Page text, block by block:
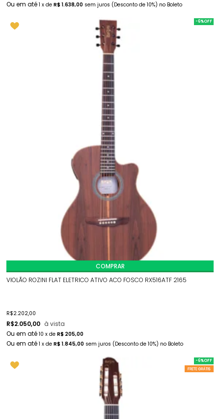
1 x de R$ 1.638,00 sem juros (Desconto de 10%) no Boleto
-6%
VIOLÃO ROZINI FLAT ELETRICO ATIVO ACO FOSCO RX516ATF 2165
R$2.202,00
R$2.050,00 à vista
10 x de R$ 205,00
1 x de R$ 1.845,00 sem juros (Desconto de 10%) no Boleto
COMPRAR
-6%